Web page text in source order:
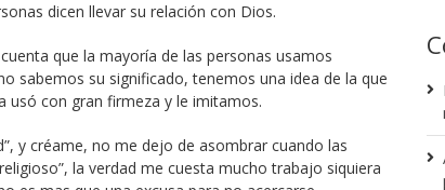
dicen llevar su relación con Dios.
que la mayoría de las personas usamos
sabemos su significado, tenemos una idea de la que
usó con gran firmeza y le imitamos.
y créame, no me dejo de asombrar cuando las
la verdad me cuesta mucho trabajo siquiera